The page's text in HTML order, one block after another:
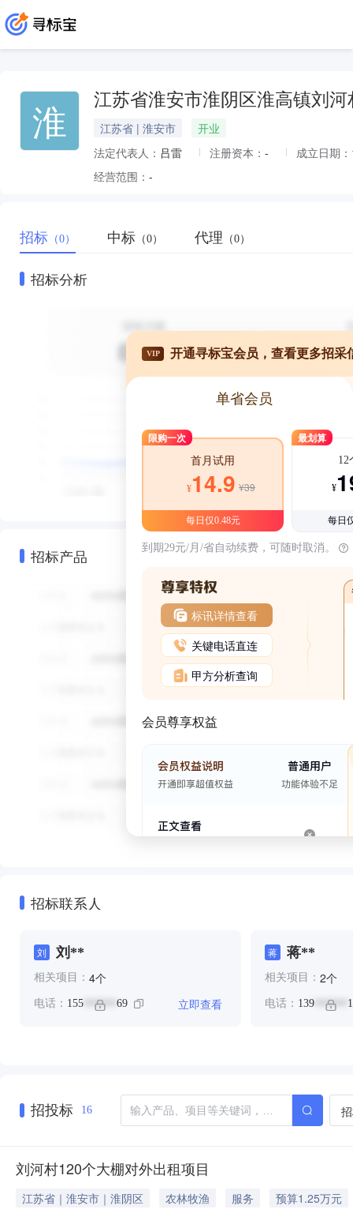
淮 江苏省淮安市淮阴区淮高镇刘
江苏省 | 淮安市
开业
法定代表人： 吕雷 注册资本： - 成立日期：
经营范围： -
招标 （0） 中标 （0） 代理 （0）
招标分析
招标产品
VIP 开通寻标宝会员，查看更多招采
单省会员
限购一次
首月试用
¥14.9 ¥39
每日仅0.48元
最划算
12
¥
每日
到期29元/月/省自动续费，可随时取消。
标讯详情查看
关键电话直连
甲方分析查询
会员尊享权益
招标联系人
刘 刘**
相关项目： 4个
电话： 155 ****** 69 立即查看
蒋 蒋**
相关项目： 2个
电话： 139******
招投标 16
刘河村120个大棚对外出租项目
江苏省｜淮安市｜淮阴区 农林牧渔 服务
预算1.25万元